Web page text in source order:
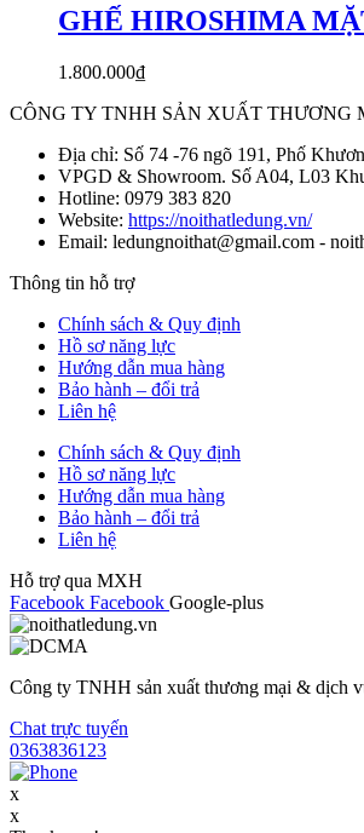
GHẾ HIROSHIMA
1.800.000₫
CÔNG TY TNHH SẢN XUẤT THƯƠNG
Địa chỉ: Số 74 -76 ngõ 191, Phố
VPGD & Showroom. Số A04, L03
Hotline: 0979 383 820
Website: https://noithatledung.vn/
Email: ledungnoithat@gmail.com -
Thông tin hỗ trợ
Chính sách & Quy định
Hồ sơ năng lực
Hướng dẫn mua hàng
Bảo hành – đổi trả
Liên hệ
Chính sách & Quy định
Hồ sơ năng lực
Hướng dẫn mua hàng
Bảo hành – đổi trả
Liên hệ
Hỗ trợ qua MXH
Facebook Facebook Google-plus
Công ty TNHH sản xuất thương mại & dịch
Chat trực tuyến
0363836123
x
x